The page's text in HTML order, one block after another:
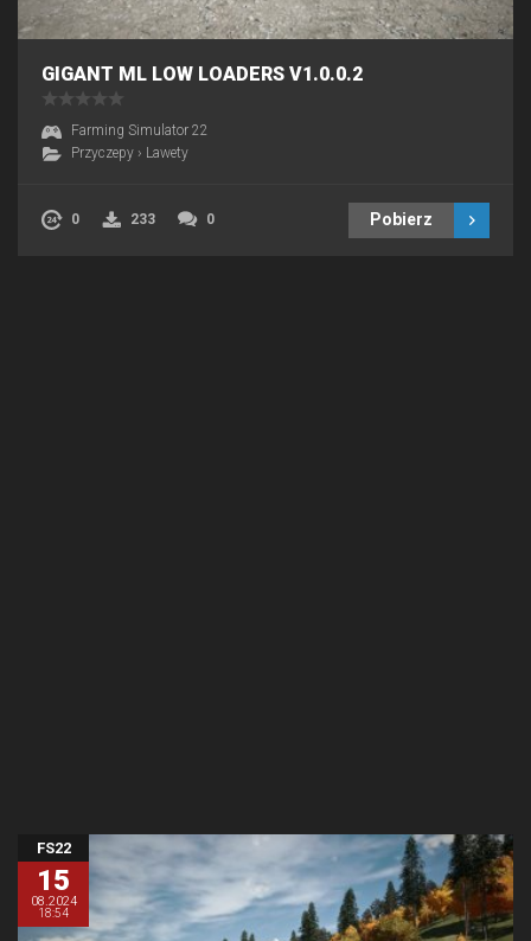
GIGANT ML LOW LOADERS V1.0.0.2
Farming Simulator 22
Przyczepy › Lawety
0 233 0 Pobierz
FS22
15
08.2024
18:54